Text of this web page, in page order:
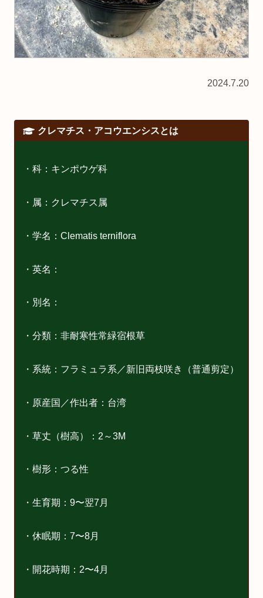
2024.7.20
クレマチス・アコウエンシスとは
・科：キンポウゲ科
・属：クレマチス属
・学名：Clematis terniflora
・英名：
・別名：
・分類：非耐寒性常緑宿根草
・系統：フラミュラ系／新旧両枝咲き（普通剪定）
・原産国／作出者：台湾
・草丈（樹高）：2～3M
・樹形：つる性
・生育期：9〜翌7月
・休眠期：7〜8月
・開花時期：2〜4月